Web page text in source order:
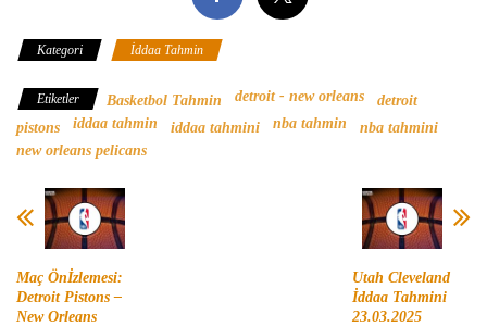
Kategori İddaa Tahmin
Etiketler Basketbol Tahmin detroit - new orleans
detroit
pistons
iddaa tahmin iddaa tahmini nba tahmin
nba tahmini
new orleans pelicans
Maç Önİzlemesi:
Detroit Pistons –
New Orleans
Utah Cleveland
İddaa Tahmini
23.03.2025